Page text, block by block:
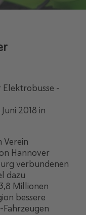
–
2018 in
Verein
Hannover
verbundenen
dazu
Millionen
bessere